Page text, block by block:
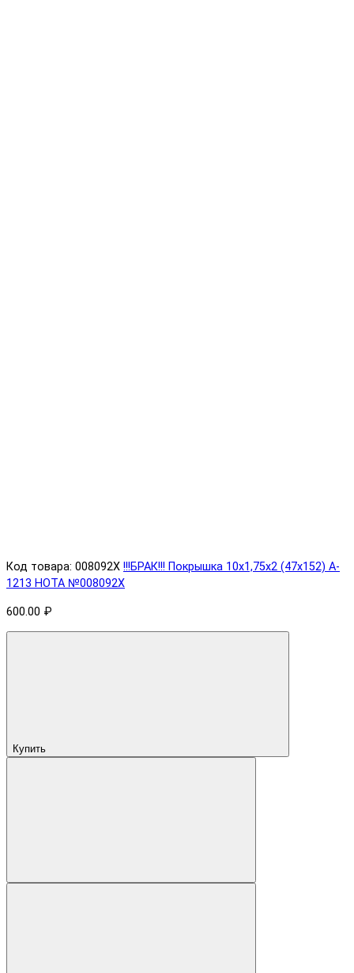
Код товара: 008092X !!!БРАК!!! Покрышка 10х1,75х2 (47x152) A-
1213 HOTA №008092X
600.00 ₽
Купить